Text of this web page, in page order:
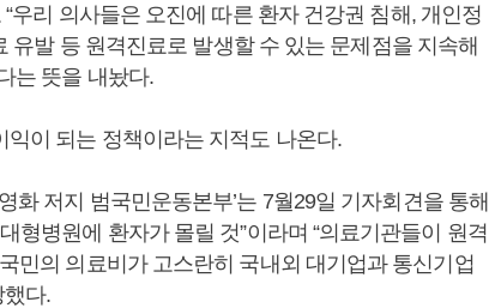
우리 의사들은 오진에 따른 환자 건강권 침해, 개인정
유발 등 원격진료로 발생할 수 있는 문제점을 지속해
는 뜻을 내놨다.
이 되는 정책이라는 지적도 나온다.
화 저지 범국민운동본부’는 7월29일 기자회견을 통해
형병원에 환자가 몰릴 것”이라며 “의료기관들이 원격
민의 의료비가 고스란히 국내외 대기업과 통신기업
했다.